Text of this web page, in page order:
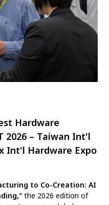
Hardware
2026 – Taiwan Int'l
Int'l Hardware Expo
to Co-Creation: AI
the 2026 edition of